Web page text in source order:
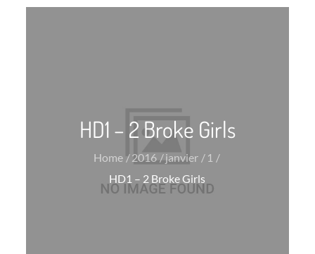
HD1 – 2 Broke Girls
Home 2016 janvier
1
HD1 – 2 Broke Girls